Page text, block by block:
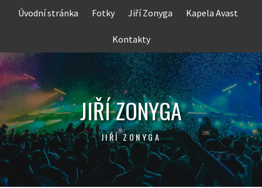
Úvodní stránka Fotky Jiří Zonyga Kapela Avast
Kontakty
JIŘÍ ZONYGA
JIŘÍ ZONYGA